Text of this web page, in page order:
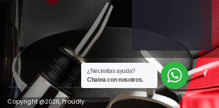
Copyright @2026, Proudly
¿Necesitas ayuda?
Chatea con nosotros.